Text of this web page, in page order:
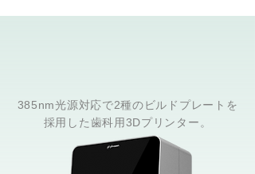
385nm光源対応で2種のビルドプレートを
採用した歯科用3Dプリンター。​